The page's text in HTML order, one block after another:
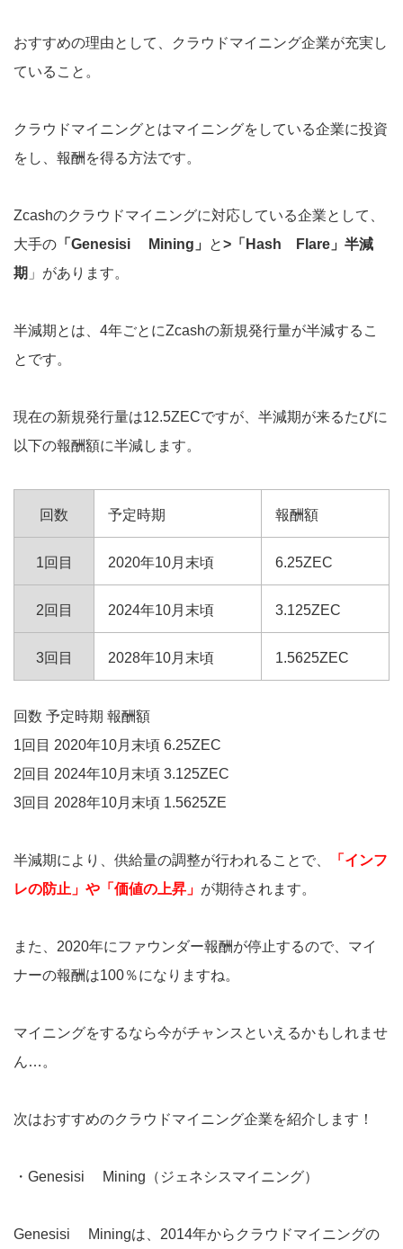
おすすめの理由として、クラウドマイニング企業が充実し
ていること。
クラウドマイニングとはマイニングをしている企業に投資
をし、報酬を得る方法です。
Zcashのクラウドマイニングに対応している企業として、
大手の 「Genesisi Mining」 と>「Hash Flare」半減
期 」があります。
半減期とは、4年ごとにZcashの新規発行量が半減するこ
とです。
現在の新規発行量は12.5ZECですが、半減期が来るたびに
以下の報酬額に半減します。
回数 予定時期 報酬額
1回目 2020年10月末頃 6.25ZEC
2回目 2024年10月末頃 3.125ZEC
3回目 2028年10月末頃 1.5625ZEC
回数 予定時期 報酬額
1回目 2020年10月末頃 6.25ZEC
2回目 2024年10月末頃 3.125ZEC
3回目 2028年10月末頃 1.5625ZE
半減期により、供給量の調整が行われることで、
「インフ
レの防止」や「価値の上昇」 が期待されます。
また、2020年にファウンダー報酬が停止するので、マイ
ナーの報酬は100％になりますね。
マイニングをするなら今がチャンスといえるかもしれませ
ん…。
次はおすすめのクラウドマイニング企業を紹介します！
・Genesisi Mining（ジェネシスマイニング）
Genesisi Miningは、2014年からクラウドマイニングの